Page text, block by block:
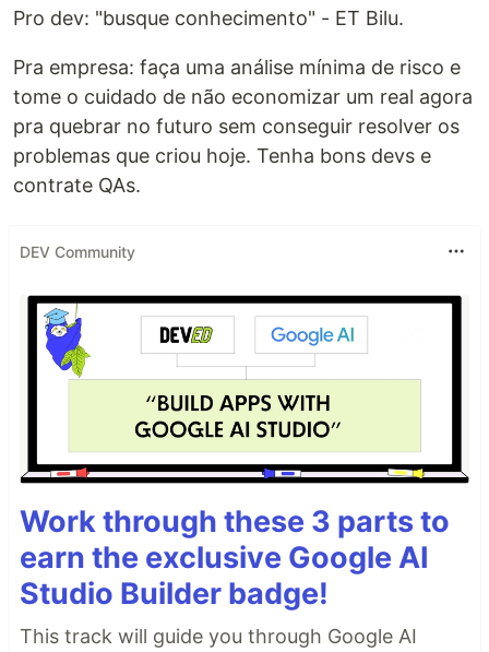
Pro dev: "busque conhecimento" - ET Bilu.
Pra empresa: faça uma análise mínima de risco e
tome o cuidado de não economizar um real agora
pra quebrar no futuro sem conseguir resolver os
problemas que criou hoje. Tenha bons devs e
contrate QAs.
DEV Community
Work through these 3 parts to
earn the exclusive Google AI
Studio Builder badge!
This track will guide you through Google AI